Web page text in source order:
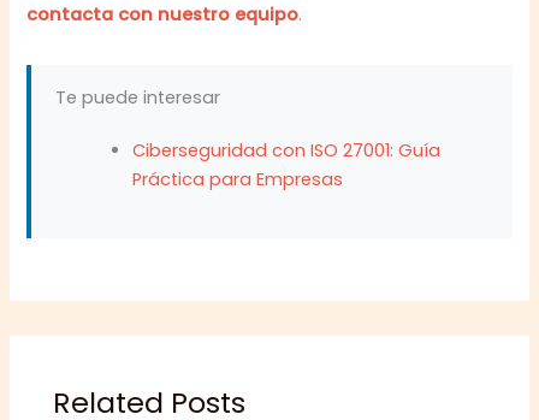
contacta con nuestro equipo.
Te puede interesar
Ciberseguridad con ISO 27001: Guía
Práctica para Empresas
Related Posts